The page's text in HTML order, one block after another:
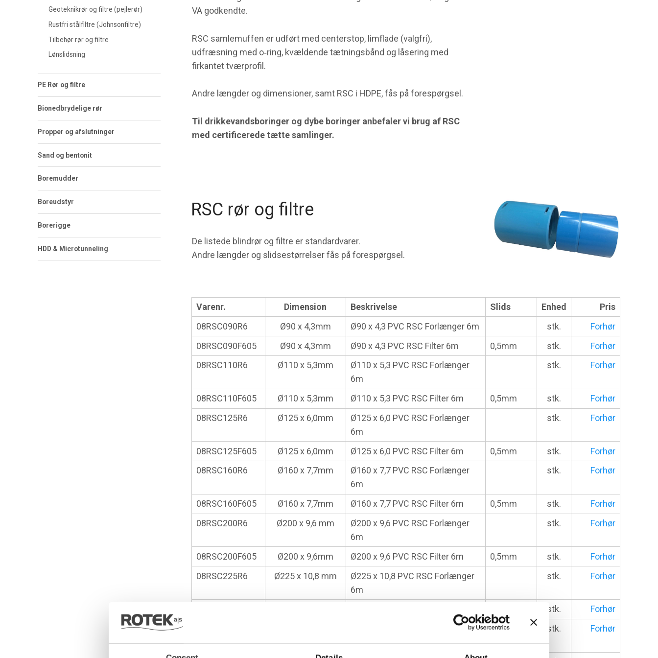
Geoteknikrør og filtre (pejlerør)
Rustfri stålfiltre (Johnsonfiltre)
Tilbehør rør og filtre
Lønslidsning
PE Rør og filtre
Bionedbrydelige rør
Propper og afslutninger
Sand og bentonit
Boremudder
Boreudstyr
Borerigge
HDD & Microtunneling
VA godkendte.
RSC samlemuffen er udført med centerstop, limflade (valgfri),
udfræsning med o‐ring, kvældende tætningsbånd og låsering med
firkantet tværprofil.
Andre længder og dimensioner, samt RSC i HDPE, fås på forespørgsel.
Til drikkevandsboringer og dybe boringer anbefaler vi brug af RSC
med certificerede tætte samlinger.
RSC rør og filtre
De listede blindrør og filtre er standardvarer.
Andre længder og slidsestørrelser fås på forespørgsel.
Varenr. Dimension Beskrivelse Slids Enhed
Pris
08RSC090R6
Ø90 x 4,3mm Ø90 x 4,3 PVC RSC Forlænger 6m stk.
Forhør
08RSC090F605
Ø90 x 4,3mm Ø90 x 4,3 PVC RSC Filter 6m 0,5mm stk.
Forhør
08RSC110R6
Ø110 x 5,3mm
Ø110 x 5,3 PVC RSC Forlænger
6m
stk. Forhør
08RSC110F605 Ø110 x 5,3mm Ø110 x 5,3 PVC RSC Filter 6m 0,5mm stk.
Forhør
08RSC125R6
Ø125 x 6,0mm
Ø125 x 6,0 PVC RSC Forlænger
6m
stk. Forhør
08RSC125F605 Ø125 x 6,0mm Ø125 x 6,0 PVC RSC Filter 6m 0,5mm stk.
Forhør
08RSC160R6
Ø160 x 7,7mm
Ø160 x 7,7 PVC RSC Forlænger
6m
stk. Forhør
08RSC160F605 Ø160 x 7,7mm Ø160 x 7,7 PVC RSC Filter 6m 0,5mm stk.
Forhør
08RSC200R6
Ø200 x 9,6 mm
Ø200 x 9,6 PVC RSC Forlænger
6m
stk. Forhør
08RSC200F605 Ø200 x 9,6mm Ø200 x 9,6 PVC RSC Filter 6m 0,5mm stk.
Forhør
08RSC225R6
Ø225 x 10,8 mm
Ø225 x 10,8 PVC RSC Forlænger
6m
stk. Forhør
stk.
Forhør
Ø250 x 11,9 PVC RSC Forlænger
6m
stk. Forhør